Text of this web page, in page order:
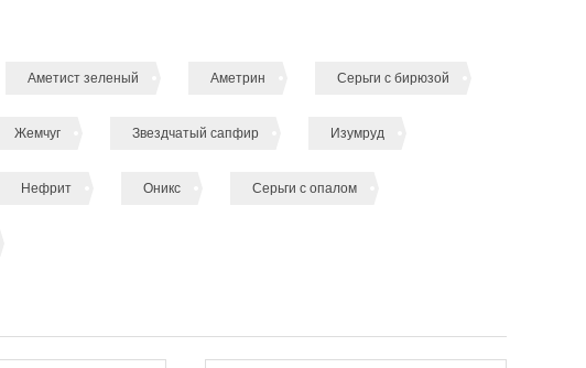
Аметист зеленый Аметрин Серьги с бирюзой
Жемчуг Звездчатый сапфир Изумруд
Нефрит Оникс Серьги с опалом